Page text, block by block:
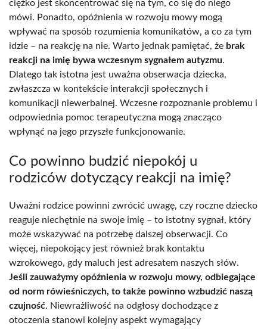
ciężko jest skoncentrować się na tym, co się do niego
mówi. Ponadto, opóźnienia w rozwoju mowy mogą
wpływać na sposób rozumienia komunikatów, a co za tym
idzie – na reakcję na nie. Warto jednak pamiętać, że brak
reakcji na imię bywa wczesnym sygnałem autyzmu.
Dlatego tak istotna jest uważna obserwacja dziecka,
zwłaszcza w kontekście interakcji społecznych i
komunikacji niewerbalnej. Wczesne rozpoznanie problemu i
odpowiednia pomoc terapeutyczna mogą znacząco
wpłynąć na jego przyszłe funkcjonowanie.
Co powinno budzić niepokój u
rodziców dotyczący reakcji na imię?
Uważni rodzice powinni zwrócić uwagę, czy roczne dziecko
reaguje niechętnie na swoje imię – to istotny sygnał, który
może wskazywać na potrzebę dalszej obserwacji. Co
więcej, niepokojący jest również brak kontaktu
wzrokowego, gdy maluch jest adresatem naszych słów.
Jeśli zauważymy opóźnienia w rozwoju mowy, odbiegające
od norm rówieśniczych, to także powinno wzbudzić naszą
czujność. Niewrażliwość na odgłosy dochodzące z
otoczenia stanowi kolejny aspekt wymagający